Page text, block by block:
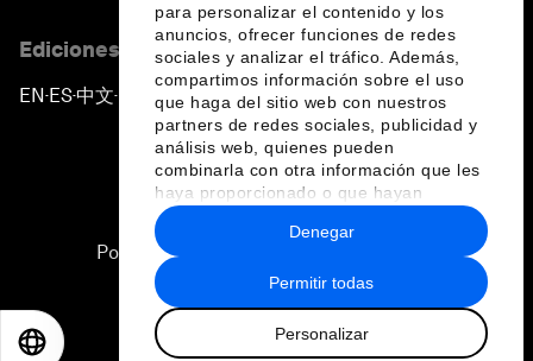
para personalizar el contenido y los
anuncios, ofrecer funciones de redes
sociales y analizar el tráfico. Además,
compartimos información sobre el uso
que haga del sitio web con nuestros
partners de redes sociales, publicidad y
análisis web, quienes pueden
combinarla con otra información que les
haya proporcionado o que hayan
recopilado a partir del uso que haya
hecho de sus servicios.
Permitir todas
Personalizar
Denegar
Ediciones en otros idiomas
EN ▪ ES▪中文▪ 日本語
Política de privacidad y normas de uso
2026 Foro Económico Mundial